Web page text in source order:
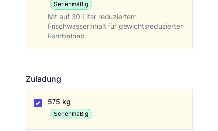
Serienmäßig
Mit auf 30 Liter reduziertem
Frischwasserinhalt für gewichtsreduzierten
Fahrbetrieb
Zuladung
575 kg
Serienmäßig